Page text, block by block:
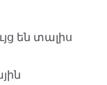
են տալիս